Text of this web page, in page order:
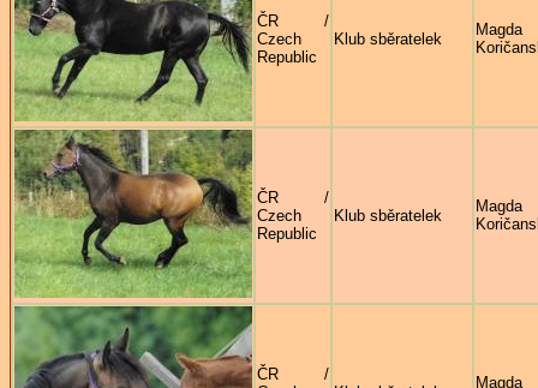
ČR /
Czech
Republic
Klub sběratelek
Magda
ČR /
Czech
Republic
Klub sběratelek
Magda
ČR /
Magda